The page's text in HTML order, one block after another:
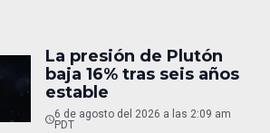
La presión de Plutón
baja 16% tras seis años
estable
6 de agosto del 2026 a las 2:09 am
PDT